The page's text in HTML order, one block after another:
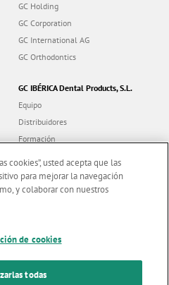
GC Holding
GC Corporation
GC International AG
GC Orthodontics
GC IBÉRICA Dental Products, S.L.
Equipo
Distribuidores
Formación
Dealer portal
latest news & updates
cookies”, usted acepta que las
para mejorar la navegación
y colaborar con nuestros
de cookies
todas